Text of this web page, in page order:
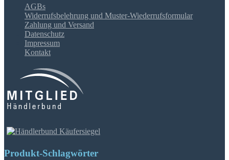
AGBs
Widerrufsbelehrung und Muster-Wiederrufsformular
Zahlung und Versand
Datenschutz
Impressum
Kontakt
Produkt-Schlagwörter